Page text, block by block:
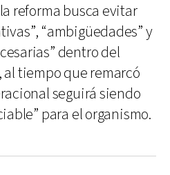
reforma busca evitar
“ambigüedades” y
dentro del
, al tiempo que remarcó
seguirá siendo
para el organismo.